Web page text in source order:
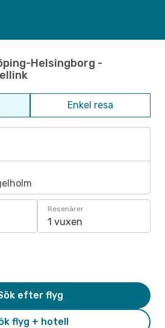
Helsingborg -
Enkel resa
Resenärer
1 vuxen
flyg + hotell
efter flyg